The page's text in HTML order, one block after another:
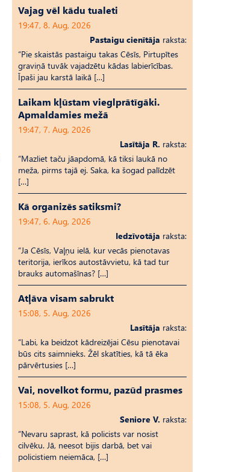
Vajag vēl kādu tualeti
19:47, 8. Aug, 2026
Pastaigu cienītāja raksta:
“Pie skaistās pastaigu takas Cēsīs, Pirtupītes
graviņā tuvāk vajadzētu kādas labierīcības.
Īpaši jau karstā laikā […]
Laikam kļūstam vieglprātīgāki.
Apmaldamies mežā
19:47, 7. Aug, 2026
Lasītāja R. raksta:
“Mazliet taču jāapdomā, kā tiksi laukā no
meža, pirms tajā ej. Saka, ka šogad palīdzēt
[…]
Kā organizēs satiksmi?
19:47, 6. Aug, 2026
Iedzīvotāja raksta:
“Ja Cēsīs, Vaļņu ielā, kur vecās pienotavas
teritorija, ierīkos autostāvvietu, kā tad tur
brauks automašīnas? […]
Atļāva visam sabrukt
15:08, 5. Aug, 2026
Lasītāja raksta:
“Labi, ka beidzot kādreizējai Cēsu pienotavai
būs cits saimnieks. Žēl skatīties, kā tā ēka
pārvērtusies […]
Vai, novelkot formu, pazūd prasmes
15:08, 5. Aug, 2026
Seniore V. raksta:
“Nevaru saprast, kā policists var nosist
cilvēku. Jā, neesot bijis darbā, bet vai
policistiem neiemāca, […]